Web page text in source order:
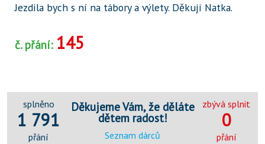
Jezdila bych s ní na tábory a výlety. Děkuji Natka.
č. přání: 145
splněno
1 791
přání
Děkujeme Vám, že děláte
dětem radost!
Seznam dárců
zbývá splnit
0
přání